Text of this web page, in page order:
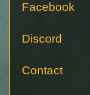
Facebook
Discord
Contact